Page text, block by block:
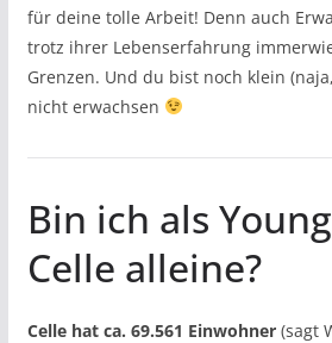
für deine tolle Arbeit! Denn auch
trotz ihrer Lebenserfahrung
Grenzen. Und du bist noch klein
nicht erwachsen
Bin ich als
Celle alleine?
Celle hat ca. 69.561 Einwohner(sagt